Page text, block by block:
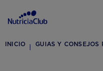
INICIO GUIAS Y CONSEJOS